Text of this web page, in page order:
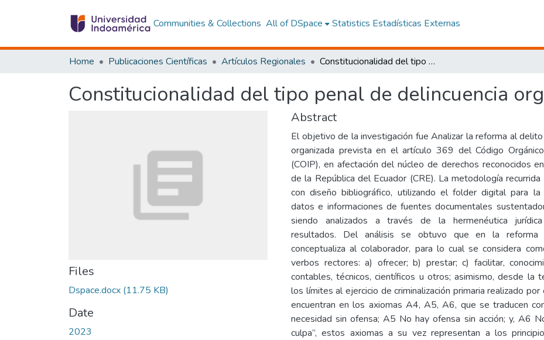
Communities & Collections All of DSpace Statistics Estadísticas Externas
Home Publicaciones Científicas Artículos Regionales Constitucionalidad del tipo penal de delincuencia organizada en Ecuador
Constitucionalidad del tipo penal de delincuencia
Files
Dspace.docx (11.75 KB)
Date
2023
Abstract
El objetivo de la investigación fue Analizar la reforma al
organizada prevista en el artículo 369 del Código
(COIP), en afectación del núcleo de derechos reconocidos
de la República del Ecuador (CRE). La metodología
con diseño bibliográfico, utilizando el folder digital para la
datos e informaciones de fuentes documentales
siendo analizados a través de la hermenéutica
resultados. Del análisis se obtuvo que en la
conceptualiza al colaborador, para lo cual se considera
verbos rectores: a) ofrecer; b) prestar; c) facilitar,
contables, técnicos, científicos u otros; asimismo, desde la
los límites al ejercicio de criminalización primaria realizado
encuentran en los axiomas A4, A5, A6, que se traducen
necesidad sin ofensa; A5 No hay ofensa sin acción; y, A6
culpa”, estos axiomas a su vez representan a los